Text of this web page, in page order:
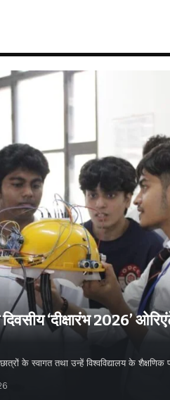
दिवसीय ‘दीक्षारंभ 2026’
के स्वागत तथा उन्हें विश्वविद्यालय के